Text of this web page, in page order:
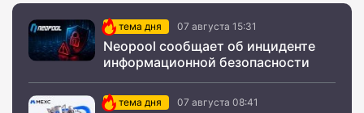
тема дня 07 августа 15:31
Neopool сообщает об инциденте
информационной безопасности
тема дня 07 августа 08:41